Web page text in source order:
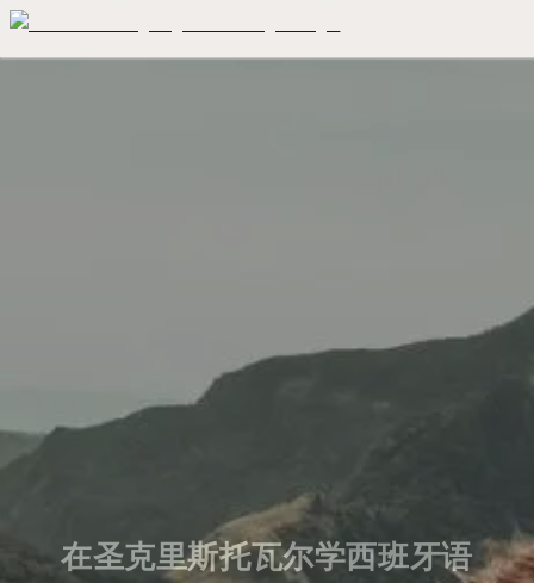
在圣克里斯托瓦尔学西班牙语